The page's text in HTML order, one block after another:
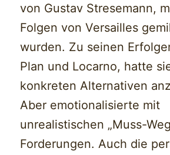
von Gustav Stresemann,
Folgen von Versailles
wurden. Zu seinen
Plan und Locarno, hatte
konkreten Alternativen
Aber emotionalisierte mit
unrealistischen „Muss-
Forderungen. Auch die